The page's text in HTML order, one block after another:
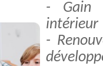
- Gain
intérieur
-